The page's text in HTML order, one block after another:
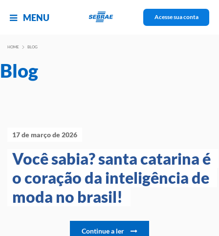
MENU Acesse sua conta
HOME BLOG
Blog
17 de março de 2026
Você sabia? santa catarina é
o coração da inteligência de
moda no brasil!
Continue a ler